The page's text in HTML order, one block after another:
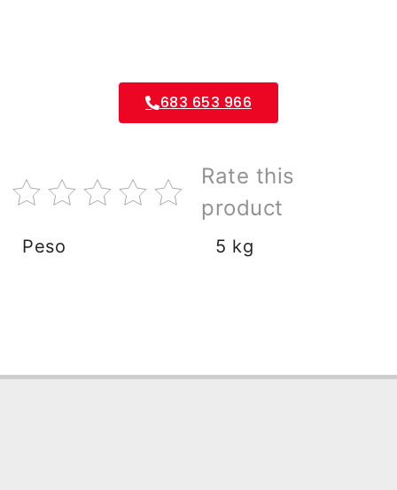
683 653 966
Rate this
product
Peso 5 kg